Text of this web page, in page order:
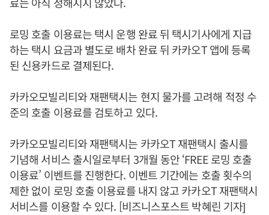
로밍 호출 이용료는 택시 운행 완료 뒤 택시기사에게 지급
하는 택시 요금과 별도로 배차 완료 뒤 카카오T 앱에 등록
된 신용카드로 결제된다.
카카오모빌리티와 재팬택시는 현지 물가를 고려해 적정 수
준의 호출 이용료를 검토하고 있다.
카카오모빌리티와 재팬택시는 카카오T 재팬택시 출시를
기념해 서비스 출시일로부터 3개월 동안 ‘FREE 로밍 호출
이용료’ 이벤트를 진행한다. 이벤트 기간에는 호출 횟수의
제한 없이 로밍 호출 이용료를 내지 않고 카카오T 재팬택시
서비스를 이용할 수 있다. [비즈니스포스트 박혜린 기자]